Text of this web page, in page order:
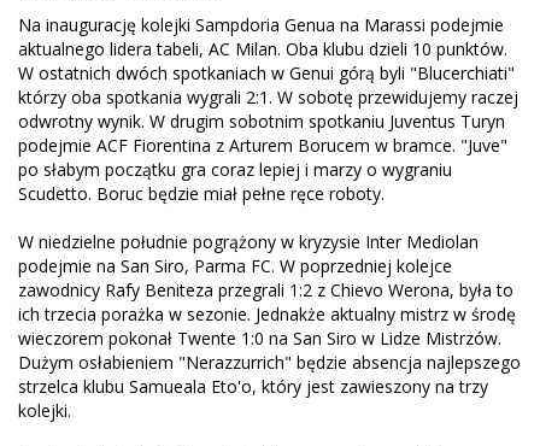
Na inaugurację kolejki Sampdoria Genua na Marassi podejmie
aktualnego lidera tabeli, AC Milan. Oba klubu dzieli 10 punktów.
W ostatnich dwóch spotkaniach w Genui górą byli "Blucerchiati"
którzy oba spotkania wygrali 2:1. W sobotę przewidujemy raczej
odwrotny wynik. W drugim sobotnim spotkaniu Juventus Turyn
podejmie ACF Fiorentina z Arturem Borucem w bramce. "Juve"
po słabym początku gra coraz lepiej i marzy o wygraniu
Scudetto. Boruc będzie miał pełne ręce roboty.
W niedzielne południe pogrążony w kryzysie Inter Mediolan
podejmie na San Siro, Parma FC. W poprzedniej kolejce
zawodnicy Rafy Beniteza przegrali 1:2 z Chievo Werona, była to
ich trzecia porażka w sezonie. Jednakże aktualny mistrz w środę
wieczorem pokonał Twente 1:0 na San Siro w Lidze Mistrzów.
Dużym osłabieniem "Nerazzurrich" będzie absencja najlepszego
strzelca klubu Samueala Eto'o, który jest zawieszony na trzy
kolejki.